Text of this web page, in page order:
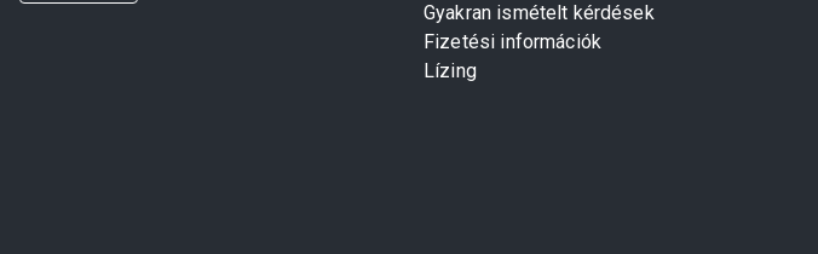
Gyakran ismételt kérdések
Fizetési információk
Lízing